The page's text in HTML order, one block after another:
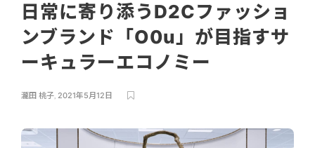
日常に寄り添うD2Cファッショ
ンブランド「O0u」が目指すサ
ーキュラーエコノミー
瀧田 桃子, 2021年5月12日